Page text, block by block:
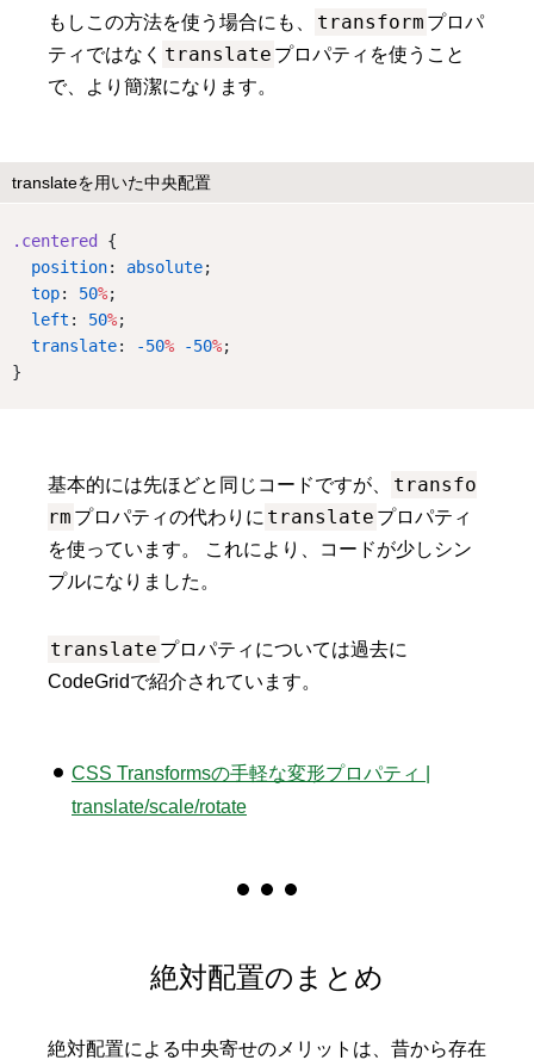
もしこの方法を使う場合にも、 transform プロパ
ティではなく translate プロパティを使うこと
で、より簡潔になります。
translateを用いた中央配置
.centered
{
position: absolute;
top: 50%;
left : 50%;
translate: -50% -50%;
}
基本的には先ほどと同じコードですが、
transfo
rm プロパティの代わりに translate プロパティ
を使っています。 これにより、コードが少しシン
プルになりました。
translate プロパティについては過去に
CodeGridで紹介されています。
CSS Transformsの手軽な変形プロパティ |
translate/scale/rotate
絶対配置のまとめ
絶対配置による中央寄せのメリットは、昔から存在